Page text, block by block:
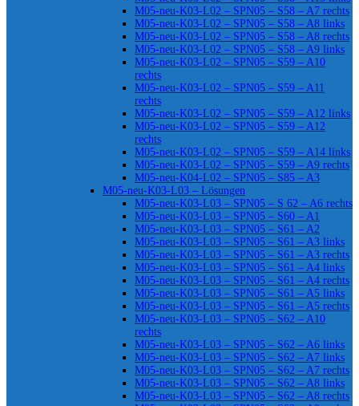
M05-neu-K03-L02 – SPN05 – S58 – A7 rechts
M05-neu-K03-L02 – SPN05 – S58 – A8 links
M05-neu-K03-L02 – SPN05 – S58 – A8 rechts
M05-neu-K03-L02 – SPN05 – S58 – A9 links
M05-neu-K03-L02 – SPN05 – S59 – A10
rechts
M05-neu-K03-L02 – SPN05 – S59 – A11
rechts
M05-neu-K03-L02 – SPN05 – S59 – A12 links
M05-neu-K03-L02 – SPN05 – S59 – A12
rechts
M05-neu-K03-L02 – SPN05 – S59 – A14 links
M05-neu-K03-L02 – SPN05 – S59 – A9 rechts
M05-neu-K04-L02 – SPN05 – S85 – A3
M05-neu-K03-L03 – Lösungen
M05-neu-K03-L03 – SPN05 – S 62 – A6 rechts
M05-neu-K03-L03 – SPN05 – S60 – A1
M05-neu-K03-L03 – SPN05 – S61 – A2
M05-neu-K03-L03 – SPN05 – S61 – A3 links
M05-neu-K03-L03 – SPN05 – S61 – A3 rechts
M05-neu-K03-L03 – SPN05 – S61 – A4 links
M05-neu-K03-L03 – SPN05 – S61 – A4 rechts
M05-neu-K03-L03 – SPN05 – S61 – A5 links
M05-neu-K03-L03 – SPN05 – S61 – A5 rechts
M05-neu-K03-L03 – SPN05 – S62 – A10
rechts
M05-neu-K03-L03 – SPN05 – S62 – A6 links
M05-neu-K03-L03 – SPN05 – S62 – A7 links
M05-neu-K03-L03 – SPN05 – S62 – A7 rechts
M05-neu-K03-L03 – SPN05 – S62 – A8 links
M05-neu-K03-L03 – SPN05 – S62 – A8 rechts